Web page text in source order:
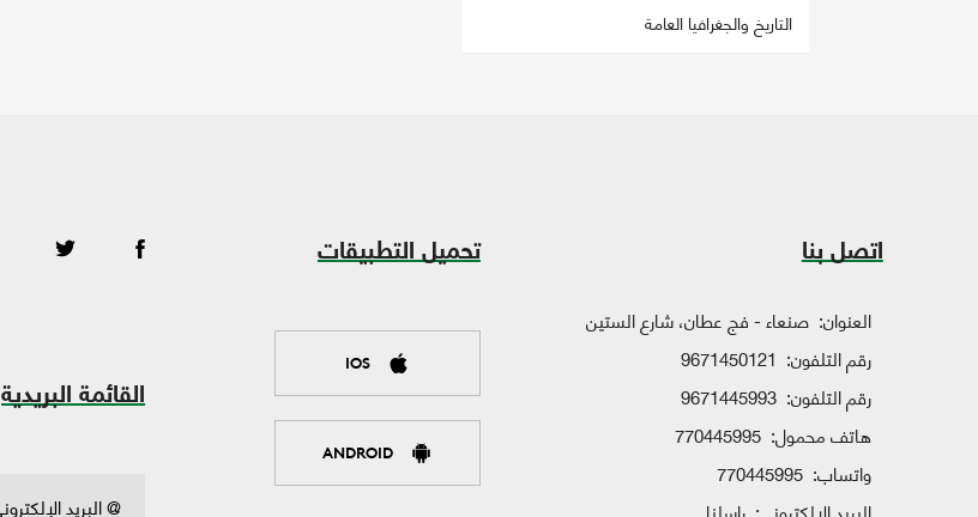
التاريخ والجغرافيا العامة
اتصل بنا
العنوان: صنعاء - فج عطان، شارع الستين
رقم التلفون: 9671450121
رقم التلفون: 9671445993
هاتف محمول: 770445995
واتساب: 770445995
تحميل التطبيقات
IOS
ANDROID
القائمة البريدية